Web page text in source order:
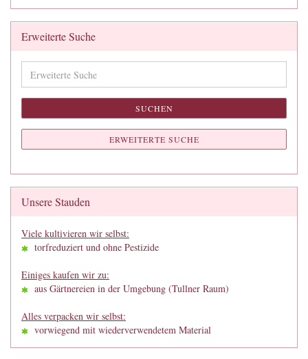
Erweiterte Suche
Suche
SUCHEN
ERWEITERTE SUCHE
Unsere Stauden
Viele kultivieren wir selbst:
torfreduziert und ohne Pestizide
Einiges kaufen wir zu:
aus Gärtnereien in der Umgebung (Tullner Raum)
Alles verpacken wir selbst:
vorwiegend mit wiederverwendetem Material